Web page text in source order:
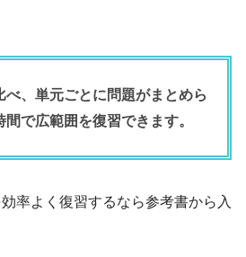
べ、単元ごとに問題がまとめら
で広範囲を復習できます。
率よく復習するなら参考書から入